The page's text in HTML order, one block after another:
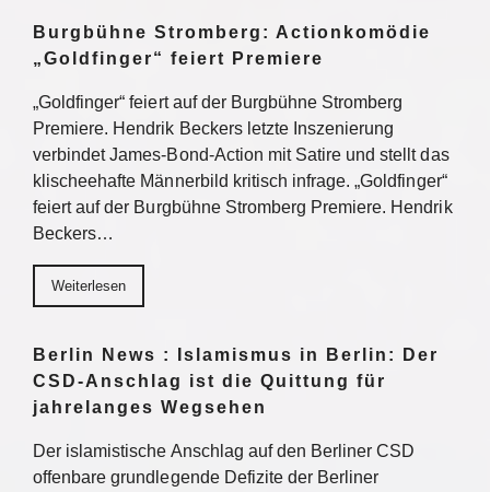
Burgbühne Stromberg: Actionkomödie
„Goldfinger“ feiert Premiere
„Goldfinger“ feiert auf der Burgbühne Stromberg
Premiere. Hendrik Beckers letzte Inszenierung
verbindet James-Bond-Action mit Satire und stellt das
klischeehafte Männerbild kritisch infrage. „Goldfinger“
feiert auf der Burgbühne Stromberg Premiere. Hendrik
Beckers…
Weiterlesen
Berlin News : Islamismus in Berlin: Der
CSD-Anschlag ist die Quittung für
jahrelanges Wegsehen
Der islamistische Anschlag auf den Berliner CSD
offenbare grundlegende Defizite der Berliner